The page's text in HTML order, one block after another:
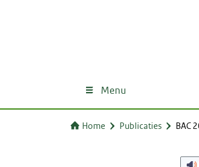
Menu
Home Publicaties BAC